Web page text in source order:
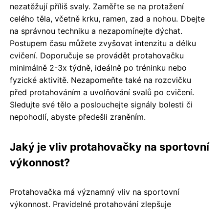
nezatěžují příliš svaly. Zaměřte se na protažení
celého těla, včetně krku, ramen, zad a nohou. Dbejte
na správnou techniku a nezapomínejte dýchat.
Postupem času můžete zvyšovat intenzitu a délku
cvičení. Doporučuje se provádět protahovačku
minimálně 2-3x týdně, ideálně po tréninku nebo
fyzické aktivitě. Nezapomeňte také na rozcvičku
před protahováním a uvolňování svalů po cvičení.
Sledujte své tělo a poslouchejte signály bolesti či
nepohodlí, abyste předešli zraněním.
Jaký je vliv protahovačky na sportovní
výkonnost?
Protahovačka má významný vliv na sportovní
výkonnost. Pravidelné protahování zlepšuje